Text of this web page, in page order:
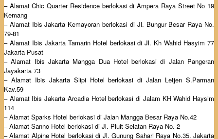
– Alamat Chic Quarter Residence berlokasi di Ampera Raya Street No 19
Kemang
– Alamat Ibis Jakarta Kemayoran berlokasi di Jl. Bungur Besar Raya No.
79-81
– Alamat Ibis Jakarta Tamarin Hotel berlokasi di Jl. Kh Wahid Hasyim 77
Jakarta Pusat
– Alamat Ibis Jakarta Mangga Dua Hotel berlokasi di Jalan Pangeran
Jayakarta 73
– Alamat Ibis Jakarta Slipi Hotel berlokasi di Jalan Letjen S.Parman
Kav.59
– Alamat Ibis Jakarta Arcadia Hotel berlokasi di Jalam KH Wahid Haysim
114
– Alamat Sparks Hotel berlokasi di Jalan Mangga Besar Raya No.42
– Alamat Sanno Hotel berlokasi di Jl. Pluit Selatan Raya No. 2
– Alamat Alpine Hotel berlokasi di Jl. Gunung Sahari Raya No.35. Jakarta